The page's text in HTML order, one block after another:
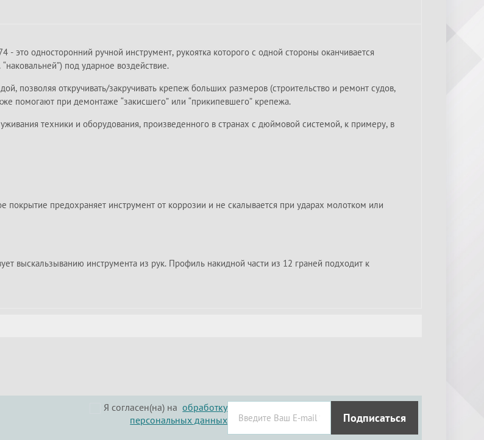
это односторонний ручной инструмент, рукоятка которого с одной стороны оканчивается
под ударное воздействие.
позволяя откручивать/закручивать крепеж больших размеров (строительство и ремонт судов,
помогают при демонтаже “закисшего” или “прикипевшего” крепежа.
техники и оборудования, произведенного в странах с дюймовой системой, к примеру, в
покрытие предохраняет инструмент от коррозии и не скалывается при ударах молотком или
выскальзыванию инструмента из рук. Профиль накидной части из 12 граней подходит к
Я согласен(на) наобработку
персональных данных
Подписаться